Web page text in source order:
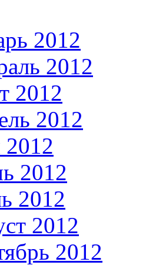
2012
2012
2012
2012
2012
2012
2012
2012